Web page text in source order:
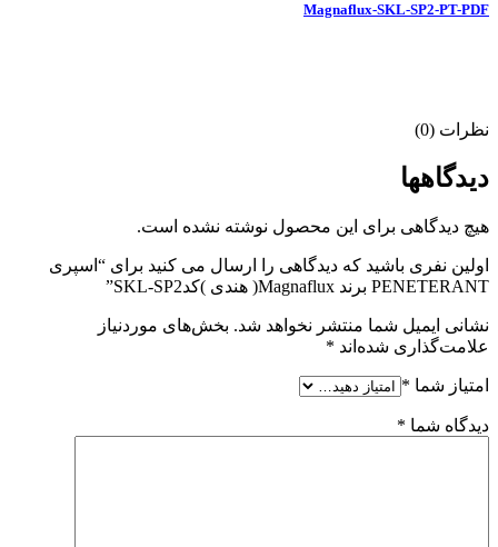
Magnaflux-SKL-SP2-PT-PDF
نظرات (0)
دیدگاهها
هیچ دیدگاهی برای این محصول نوشته نشده است.
اولین نفری باشید که دیدگاهی را ارسال می کنید برای “اسپری
PENETERANT برند Magnaflux( هندی )کدSKL-SP2”
نشانی ایمیل شما منتشر نخواهد شد. بخش‌های موردنیاز
علامت‌گذاری شده‌اند *
امتیاز شما *
دیدگاه شما *